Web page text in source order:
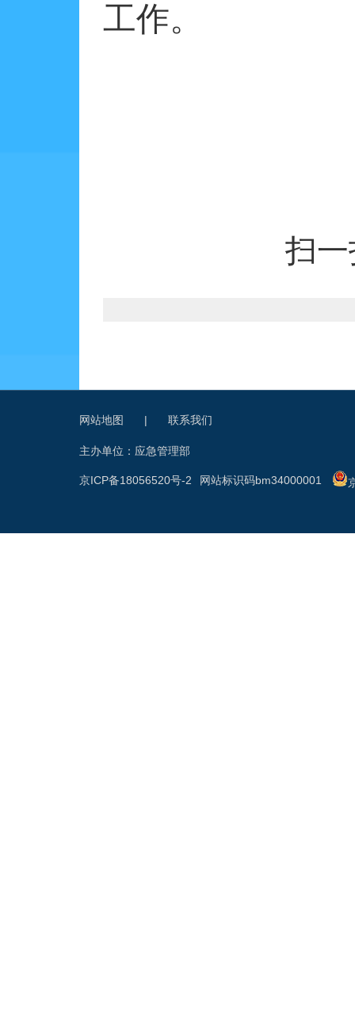
工作。
扫
网站地图 | 联系我们
主办单位：应急管理部
网站标识码bm34000001
京ICP备18056520号-2